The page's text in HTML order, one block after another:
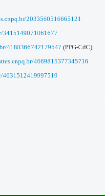
2033560516665121
3415149071061677
4188366742179547 (PPG-CdC)
4669815377345716
4631512419997519